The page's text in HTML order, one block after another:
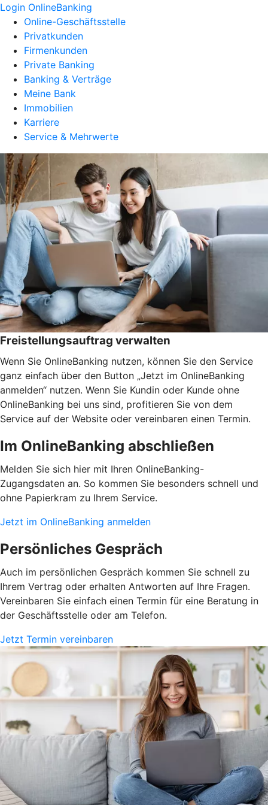
Login OnlineBanking
Online-Geschäftsstelle
Privatkunden
Firmenkunden
Private Banking
Banking & Verträge
Meine Bank
Immobilien
Karriere
Service & Mehrwerte
Freistellungsauftrag verwalten
Wenn Sie OnlineBanking nutzen, können Sie den Service
ganz einfach über den Button „Jetzt im OnlineBanking
anmelden“ nutzen. Wenn Sie Kundin oder Kunde ohne
OnlineBanking bei uns sind, profitieren Sie von dem
Service auf der Website oder vereinbaren einen Termin.
Im OnlineBanking abschließen
Melden Sie sich hier mit Ihren OnlineBanking-
Zugangsdaten an. So kommen Sie besonders schnell und
ohne Papierkram zu Ihrem Service.
Jetzt im OnlineBanking anmelden
Persönliches Gespräch
Auch im persönlichen Gespräch kommen Sie schnell zu
Ihrem Vertrag oder erhalten Antworten auf Ihre Fragen.
Vereinbaren Sie einfach einen Termin für eine Beratung in
der Geschäftsstelle oder am Telefon.
Jetzt Termin vereinbaren